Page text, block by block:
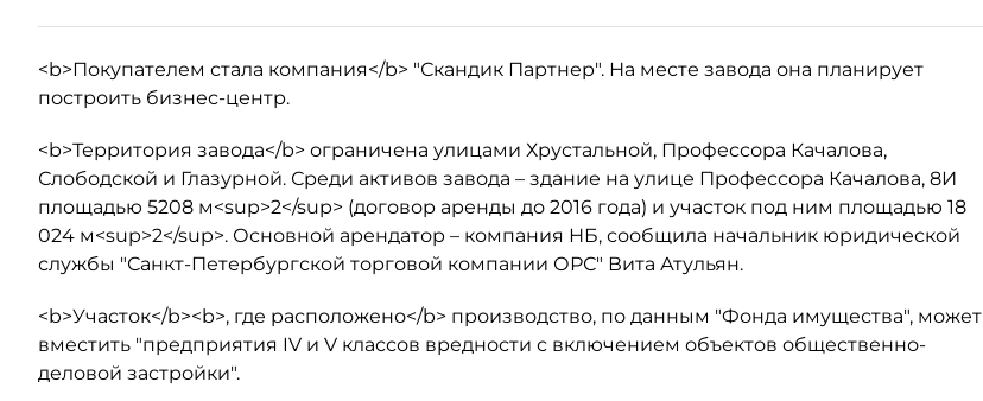
<b>Покупателем стала компания</b> "Скандик Партнер". На месте завода она планирует
построить бизнес-центр.
<b>Территория завода</b> ограничена улицами Хрустальной, Профессора Качалова,
Слободской и Глазурной. Среди активов завода – здание на улице Профессора Качалова, 8И
площадью 5208 м<sup>2</sup> (договор аренды до 2016 года) и участок под ним площадью 18
024 м<sup>2</sup>. Основной арендатор – компания НБ, сообщила начальник юридической
службы "Санкт-Петербургской торговой компании ОРС" Вита Атульян.
<b>Участок</b><b>, где расположено</b> производство, по данным "Фонда имущества", может
вместить "предприятия IV и V классов вредности с включением объектов общественно-
деловой застройки".